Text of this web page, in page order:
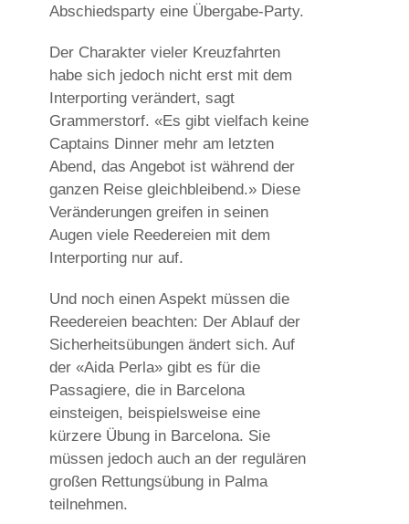
Abschiedsparty eine Übergabe-Party.
Der Charakter vieler Kreuzfahrten
habe sich jedoch nicht erst mit dem
Interporting verändert, sagt
Grammerstorf. «Es gibt vielfach keine
Captains Dinner mehr am letzten
Abend, das Angebot ist während der
ganzen Reise gleichbleibend.» Diese
Veränderungen greifen in seinen
Augen viele Reedereien mit dem
Interporting nur auf.
Und noch einen Aspekt müssen die
Reedereien beachten: Der Ablauf der
Sicherheitsübungen ändert sich. Auf
der «Aida Perla» gibt es für die
Passagiere, die in Barcelona
einsteigen, beispielsweise eine
kürzere Übung in Barcelona. Sie
müssen jedoch auch an der regulären
großen Rettungsübung in Palma
teilnehmen.